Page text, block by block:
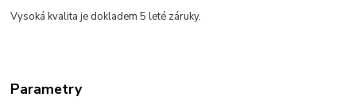
Vysoká kvalita je dokladem 5 leté záruky.
Parametry